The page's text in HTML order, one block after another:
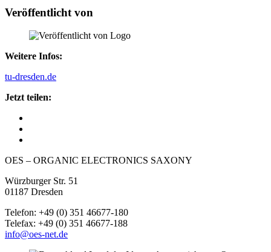
Veröffentlicht von
Weitere Infos:
tu-dresden.de
Jetzt teilen:
OES – ORGANIC ELECTRONICS SAXONY
Würzburger Str. 51
01187 Dresden
Telefon: +49 (0) 351 46677-180
Telefax: +49 (0) 351 46677-188
info@oes-net.de